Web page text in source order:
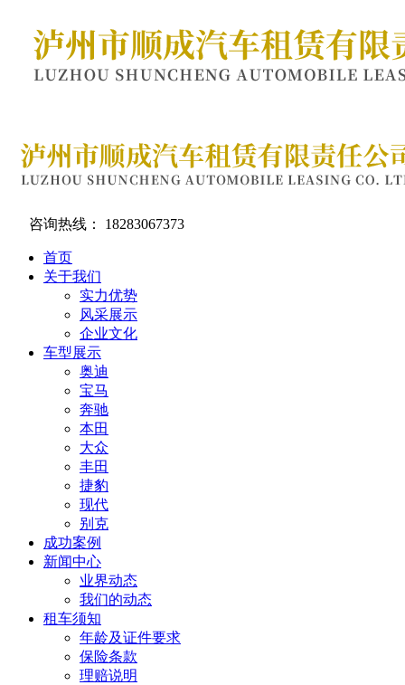
咨询热线： 18283067373
首页
关于我们
实力优势
风采展示
企业文化
车型展示
奥迪
宝马
奔驰
本田
大众
丰田
捷豹
现代
别克
成功案例
新闻中心
业界动态
我们的动态
租车须知
年龄及证件要求
保险条款
理赔说明